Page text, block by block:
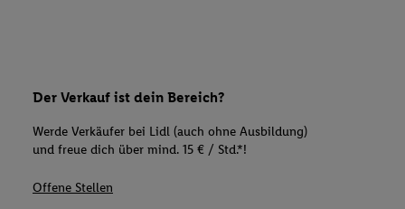
Der Verkauf ist dein Bereich?
Werde Verkäufer bei Lidl (auch ohne Ausbildung)
und freue dich über mind. 15 € / Std.*!
Offene Stellen